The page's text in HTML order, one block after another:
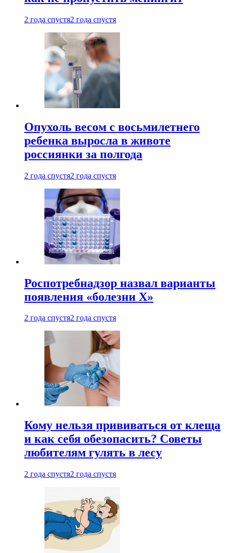
2 года спустя2 года спустя
Опухоль весом с восьмилетнего
ребенка выросла в животе
россиянки за полгода
2 года спустя2 года спустя
Роспотребнадзор назвал варианты
появления «болезни Х»
2 года спустя2 года спустя
Кому нельзя прививаться от клеща
и как себя обезопасить? Советы
любителям гулять в лесу
2 года спустя2 года спустя